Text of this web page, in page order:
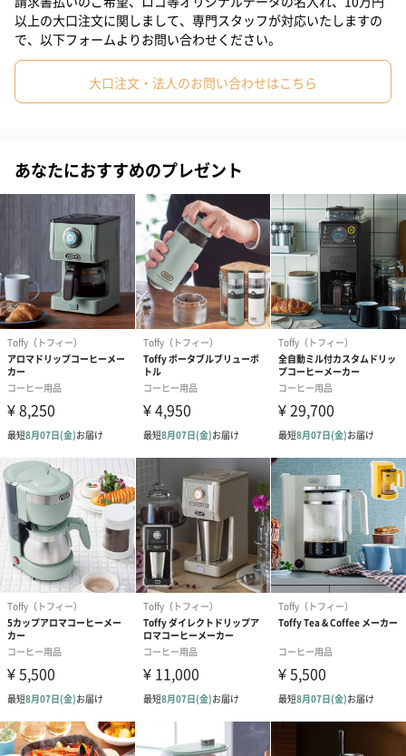
を問わず、手軽においしいコーヒーが楽しめるコーヒーメーカー
です。
ます。
1年を通して好みに合わせた飲み方で楽しめる
3つのドリップ穴は最適な注湯ができるようにレイアウト。
底面を傾斜にすることで、給湯ドリッパーの最後に残ったお湯ま
でスムーズに注湯されます。ホットコーヒーの時はアイスケース
をはずしてドリップすればOK！！
保温プレートで抽出したコーヒーの保温が可能です。
また、付属のアイスケースでドリップしたてのコーヒーを急冷す
ることで、香りを封じ込め、透明度の高いアイスコーヒーが手軽
にすぐ楽しめます。残ったアイスコーヒーはガラスポットに入れ
たまま冷蔵庫に入れることもできます。
5杯分（ホット）・4杯分（アイス）のコーヒーが淹れられます。
シンプルな操作ボタンで、カンタン操作！
ボタンは3つのみで、簡単に操作できます。
・DRIP
蒸らし機能付き（保温機能あり）
・ICE
以上の大口注文に関しまして、専門スタッフが対応いたしますの
で、以下フォームよりお問い合わせください。
大口注文・法人のお問い合わせはこちら
あなたにおすすめのプレゼント